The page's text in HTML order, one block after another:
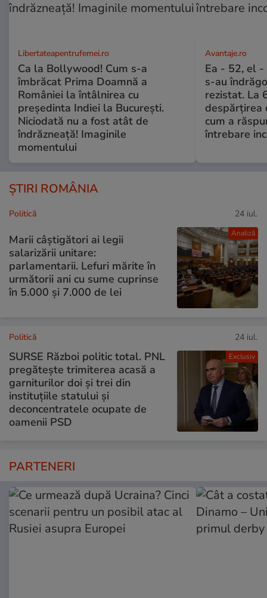
Libertateapentrufemei.ro
Ca la Bollywood! Cum s-a
îmbrăcat Prima Doamnă a
României la întâlnirea cu
președinta Indiei la București.
Niciodată nu a fost atât de
îndrăzneață! Imaginile
momentului
Avantaje.ro
Ea - 52, el -
s-au
rezistat. La
despărțirea
cum a
întrebare
ȘTIRI ROMÂNIA
Analiză
Politică 24 iul.
Marii câștigători ai legii
salarizării unitare:
parlamentarii. Lefuri mărite în
următorii ani cu sume cuprinse
în 5.000 și 7.000 de lei
Exclusiv
Politică 24 iul.
SURSE Război politic total. PNL
pregătește trimiterea acasă a
garniturilor doi și trei din
instituțiile statului și
deconcentratele ocupate de
oamenii PSD
PARTENERI